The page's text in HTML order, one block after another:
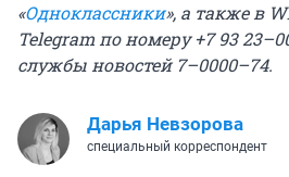
«Одноклассники», а также в
Telegram по номеру +7 93
службы новостей 7–0000–74.
Дарья Невзорова
специальный корреспондент